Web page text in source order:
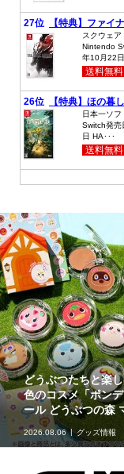
どうぶつたちと楽
色のコスメ「ポン
ール どうぶつの森
2026.08.06 グッズ情報